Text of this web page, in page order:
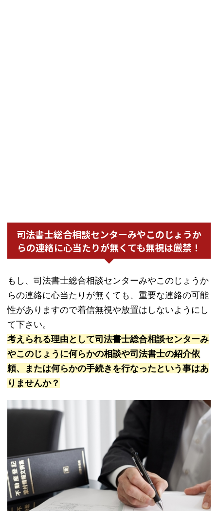
司法書士総合相談センターみやこのじょうか
らの連絡に心当たりが無くても無視は厳禁！
もし、司法書士総合相談センターみやこのじょうか
らの連絡に心当たりが無くても、重要な連絡の可能
性がありますので着信無視や放置はしないようにし
て下さい。
考えられる理由として司法書士総合相談センターみ
やこのじょうに何らかの相談や司法書士の紹介依
頼、または何らかの手続きを行なったという事はあ
りませんか？